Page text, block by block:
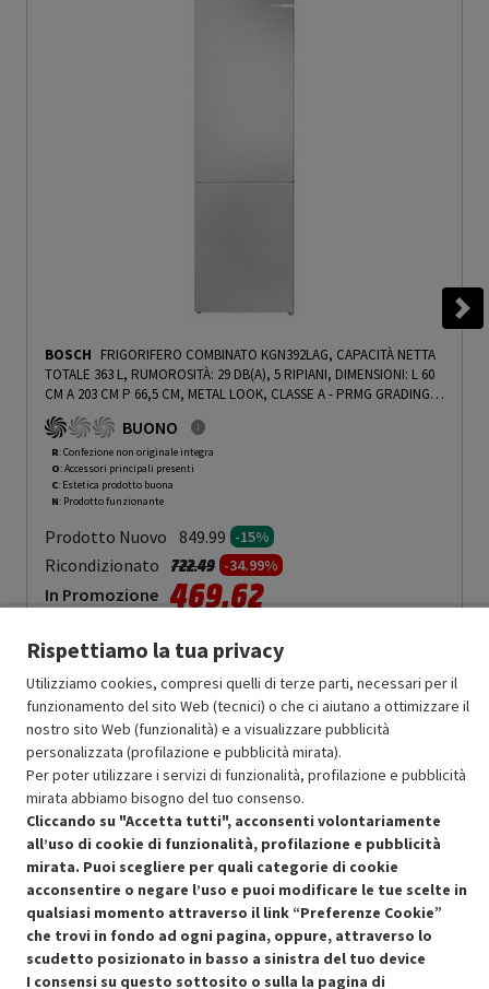
BOSCH FRIGORIFERO COMBINATO KGN392LAG, CAPACITÀ NETTA
TOTALE 363 L, RUMOROSITÀ: 29 DB(A), 5 RIPIANI, DIMENSIONI: L 60
CM A 203 CM P 66,5 CM, METAL LOOK, CLASSE A - PRMG GRADING
ROCN - 14.99%
BUONO
R: Confezione non originale integra
O: Accessori principali presenti
C: Estetica prodotto buona
N: Prodotto funzionante
Prodotto Nuovo 849.99 -15%
Ricondizionato Prezzo ridotto da
722.49a-34.99%
In Promozione 469.62
Aggiungi al carrello
OFFERTE IMPERDIBILI
Risparmio garantito rispetto al corrispondente prodotto nuovo.
Condizioni generali di vendita
Cookie Policy
Recedere dal contratto qui
Rispettiamo la tua privacy
Utilizziamo cookies, compresi quelli di terze parti, necessari per il
funzionamento del sito Web (tecnici) o che ci aiutano a ottimizzare il
nostro sito Web (funzionalità) e a visualizzare pubblicità
personalizzata (profilazione e pubblicità mirata).
Per poter utilizzare i servizi di funzionalità, profilazione e pubblicità
mirata abbiamo bisogno del tuo consenso.
Cliccando su "Accetta tutti", acconsenti volontariamente
all’uso di cookie di funzionalità, profilazione e pubblicità
mirata. Puoi scegliere per quali categorie di cookie
acconsentire o negare l’uso e puoi modificare le tue scelte in
qualsiasi momento attraverso il link “Preferenze Cookie”
che trovi in fondo ad ogni pagina, oppure, attraverso lo
scudetto posizionato in basso a sinistra del tuo device
I consensi su questo sottosito o sulla la pagina di